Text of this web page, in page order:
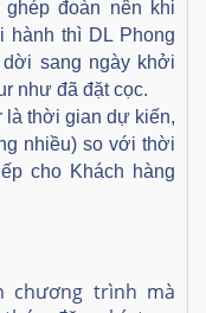
đoàn nên khi
hành thì DL Phong
sang ngày khởi
như đã đặt cọc.
là thời gian dự kiến,
nhiều) so với thời
cho Khách hàng
chương trình mà